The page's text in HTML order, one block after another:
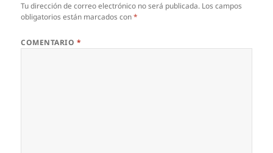
Tu dirección de correo electrónico no será publicada. Los campos
obligatorios están marcados con*
COMENTARIO *